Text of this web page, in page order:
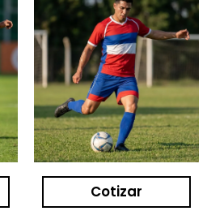
Cotizar